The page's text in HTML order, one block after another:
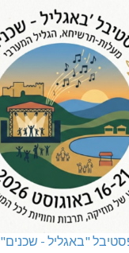
"באגליל - שכנים"